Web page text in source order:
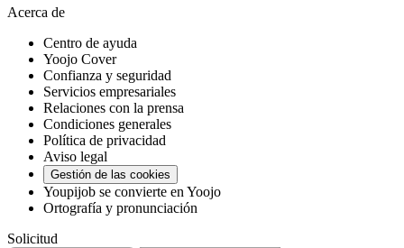
Acerca de
Centro de ayuda
Yoojo Cover
Confianza y seguridad
Servicios empresariales
Relaciones con la prensa
Condiciones generales
Política de privacidad
Aviso legal
Gestión de las cookies
Youpijob se convierte en Yoojo
Ortografía y pronunciación
Solicitud